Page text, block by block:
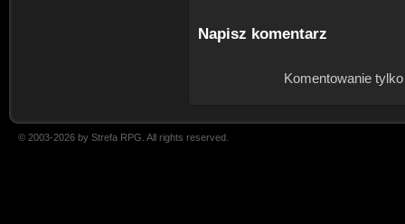
Napisz komentarz
Komentowanie
© 2003-2026 by Strefa RPG. All rights reserved.